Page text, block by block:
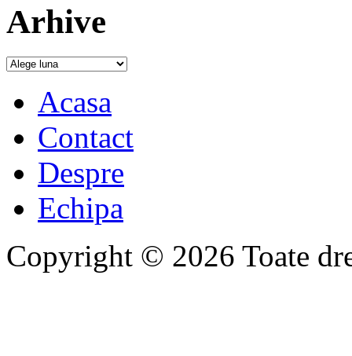
Arhive
Acasa
Contact
Despre
Echipa
Copyright © 2026 Toate